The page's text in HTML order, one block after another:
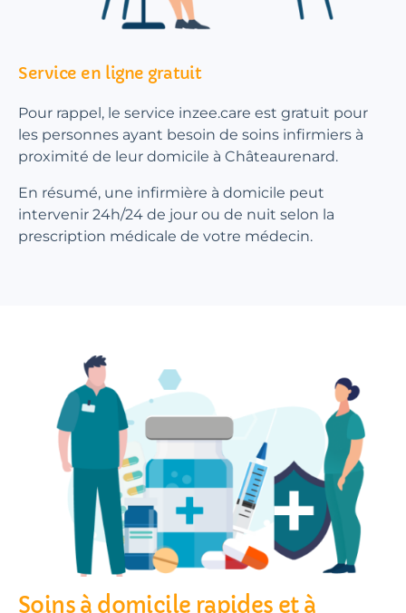
Service en ligne gratuit
Pour rappel, le service inzee.care est gratuit pour
les personnes ayant besoin de soins infirmiers à
proximité de leur domicile à Châteaurenard.
En résumé, une infirmière à domicile peut
intervenir 24h/24 de jour ou de nuit selon la
prescription médicale de votre médecin.
Soins à domicile rapides et à